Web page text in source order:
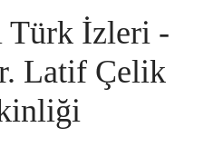
Türk İzleri -
Latif Çelik